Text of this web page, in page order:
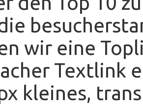
wir eine
Textlink
kleines,